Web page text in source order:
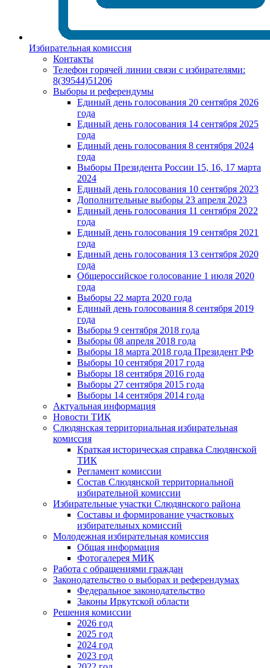
Избирательная комиссия
Контакты
Телефон горячей линии связи с избирателями:
8(39544)51206
Выборы и референдумы
Единый день голосования 20 сентября 2026
года
Единый день голосования 14 сентября 2025
года
Единый день голосования 8 сентября 2024
года
Выборы Президента России 15, 16, 17 марта
2024
Единый день голосования 10 сентября 2023
Дополнительные выборы 23 апреля 2023
Единый день голосования 11 сентября 2022
года
Единый день голосования 19 сентября 2021
года
Единый день голосования 13 сентября 2020
года
Общероссийское голосование 1 июля 2020
года
Выборы 22 марта 2020 года
Единый день голосования 8 сентября 2019
года
Выборы 9 сентября 2018 года
Выборы 08 апреля 2018 года
Выборы 18 марта 2018 года Президент РФ
Выборы 10 сентября 2017 года
Выборы 18 сентября 2016 года
Выборы 27 сентября 2015 года
Выборы 14 сентября 2014 года
Актуальная информация
Новости ТИК
Слюдянская территориальная избирательная
комиссия
Краткая историческая справка Слюдянской
ТИК
Регламент комиссии
Состав Слюдянской территориальной
избирательной комиссии
Избирательные участки Слюдянского района
Составы и формирование участковых
избирательных комиссий
Молодежная избирательная комиссия
Общая информация
Фотогалерея МИК
Работа с обращениями граждан
Законодательство о выборах и референдумах
Федеральное законодательство
Законы Иркутской области
Решения комиссии
2026 год
2025 год
2024 год
2023 год